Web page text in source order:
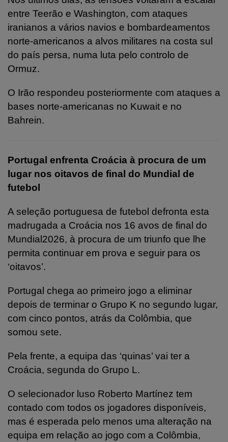
entre Teerão e Washington, com ataques
iranianos a vários navios e bombardeamentos
norte-americanos a alvos militares na costa sul
do país persa, numa luta pelo controlo de
Ormuz.
O Irão respondeu posteriormente com ataques a
bases norte-americanas no Kuwait e no
Bahrein.
Portugal enfrenta Croácia à procura de um
lugar nos oitavos de final do Mundial de
futebol
A seleção portuguesa de futebol defronta esta
madrugada a Croácia nos 16 avos de final do
Mundial2026, à procura de um triunfo que lhe
permita continuar em prova e seguir para os
‘oitavos’.
Portugal chega ao primeiro jogo a eliminar
depois de terminar o Grupo K no segundo lugar,
com cinco pontos, atrás da Colômbia, que
somou sete.
Pela frente, a equipa das ‘quinas’ vai ter a
Croácia, segunda do Grupo L.
O selecionador luso Roberto Martínez tem
contado com todos os jogadores disponíveis,
mas é esperada pelo menos uma alteração na
equipa em relação ao jogo com a Colômbia,